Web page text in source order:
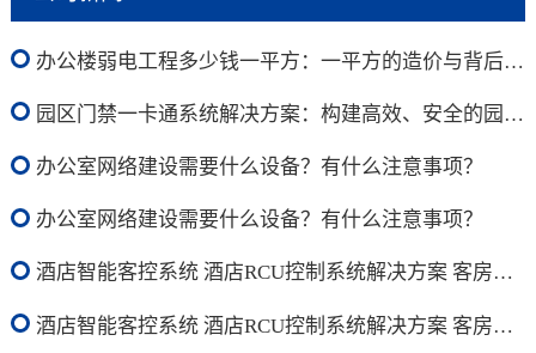
办公楼弱电工程多少钱一平方：一平方的造价与背后的价值
园区门禁一卡通系统解决方案：构建高效、安全的园区管理新生态
办公室网络建设需要什么设备？有什么注意事项？
办公室网络建设需要什么设备？有什么注意事项？
酒店智能客控系统 酒店RCU控制系统解决方案 客房智能化施工方案5
酒店智能客控系统 酒店RCU控制系统解决方案 客房智能化施工方案4